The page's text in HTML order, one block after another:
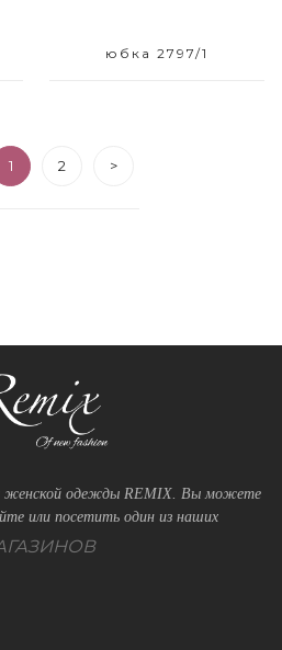
юбка 2797/1
1 2 >
женской одежды REMIX. Вы можете
или посетить один из наших